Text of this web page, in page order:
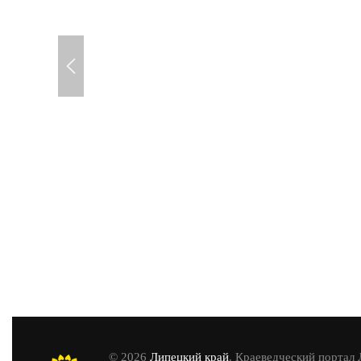
© 2026 Липецкий край. Краеведческий портал